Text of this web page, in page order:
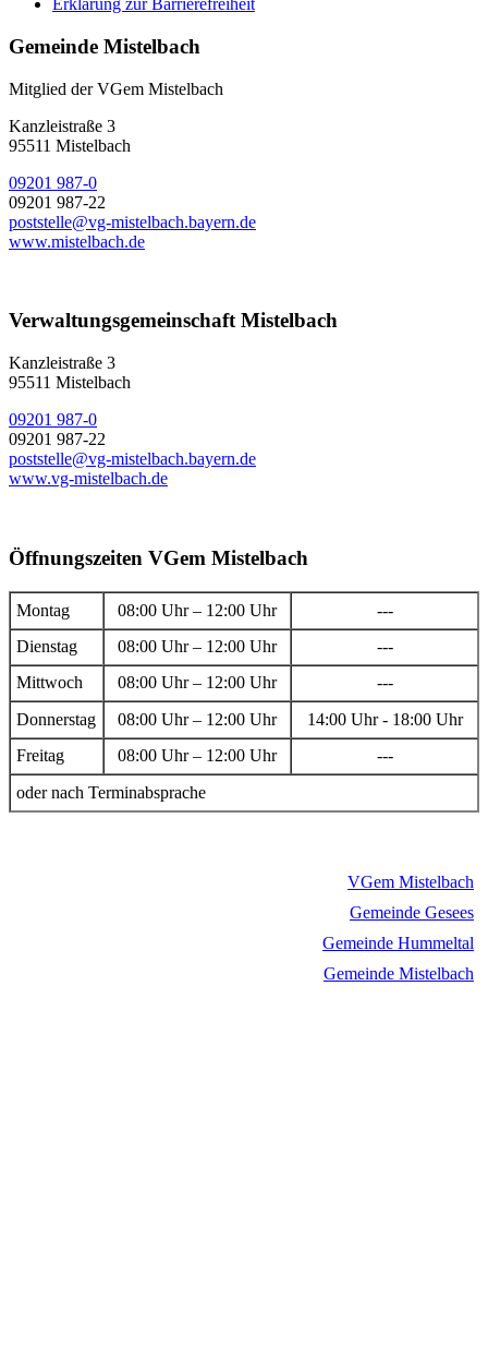
Erklärung zur Barrierefreiheit
Gemeinde Mistelbach
Mitglied der VGem Mistelbach
Kanzleistraße 3
95511 Mistelbach
09201 987-0
09201 987-22
poststelle@vg-mistelbach.bayern.de
www.mistelbach.de
Verwaltungsgemeinschaft Mistelbach
Kanzleistraße 3
95511 Mistelbach
09201 987-0
09201 987-22
poststelle@vg-mistelbach.bayern.de
www.vg-mistelbach.de
Öffnungszeiten VGem Mistelbach
Montag 08:00 Uhr – 12:00 Uhr
---
Dienstag
08:00 Uhr – 12:00 Uhr
---
Mittwoch
08:00 Uhr – 12:00 Uhr
---
Donnerstag
08:00 Uhr – 12:00 Uhr
14:00 Uhr - 18:00 Uhr
Freitag
08:00 Uhr – 12:00 Uhr
---
oder nach Terminabsprache
VGem Mistelbach
Gemeinde Gesees
Gemeinde Hummeltal
Gemeinde Mistelbach